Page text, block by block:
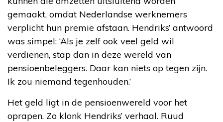
gemaakt, omdat Nederlandse werknemers
verplicht hun premie afstaan. Hendriks’ antwoord
was simpel: ‘Als je zelf ook veel geld wil
verdienen, stap dan in deze wereld van
pensioenbeleggers. Daar kan niets op tegen zijn.
Ik zou niemand tegenhouden.’
Het geld ligt in de pensioenwereld voor het
oprapen. Zo klonk Hendriks’ verhaal. Ruud